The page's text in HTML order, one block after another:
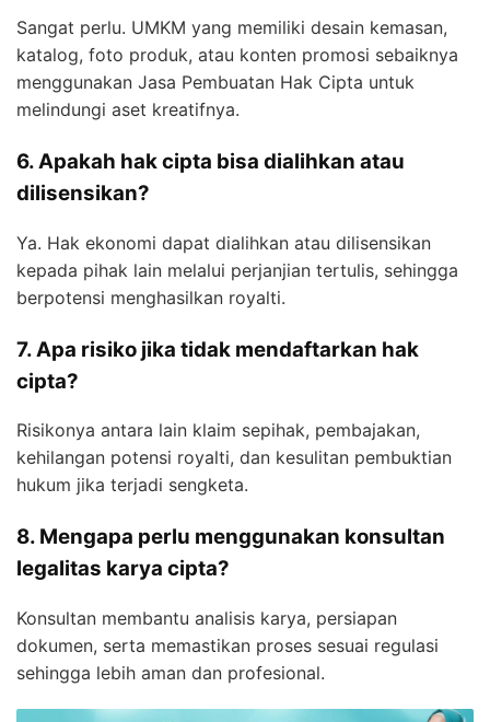
Sangat perlu. UMKM yang memiliki desain kemasan,
katalog, foto produk, atau konten promosi sebaiknya
menggunakan Jasa Pembuatan Hak Cipta untuk
melindungi aset kreatifnya.
6. Apakah hak cipta bisa dialihkan atau
dilisensikan?
Ya. Hak ekonomi dapat dialihkan atau dilisensikan
kepada pihak lain melalui perjanjian tertulis, sehingga
berpotensi menghasilkan royalti.
7. Apa risiko jika tidak mendaftarkan hak
cipta?
Risikonya antara lain klaim sepihak, pembajakan,
kehilangan potensi royalti, dan kesulitan pembuktian
hukum jika terjadi sengketa.
8. Mengapa perlu menggunakan konsultan
legalitas karya cipta?
Konsultan membantu analisis karya, persiapan
dokumen, serta memastikan proses sesuai regulasi
sehingga lebih aman dan profesional.